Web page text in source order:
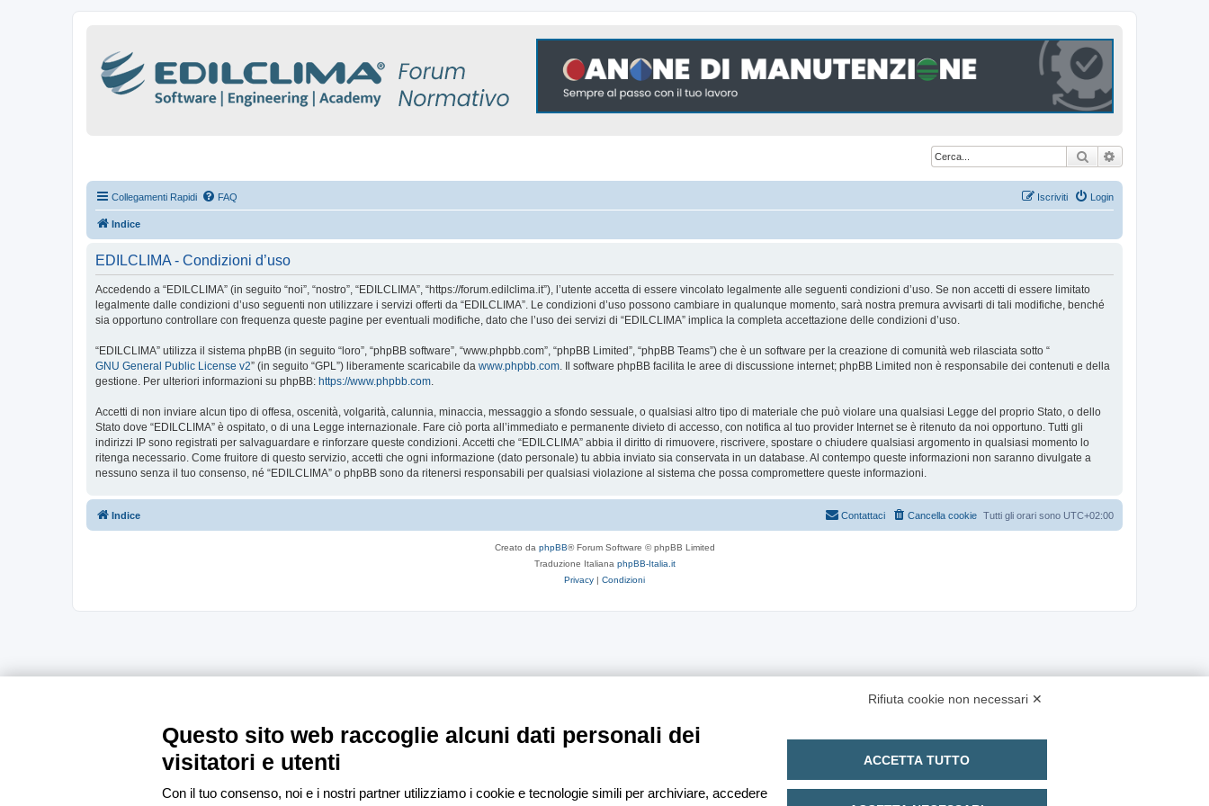
Cerca
Collegamenti Rapidi FAQ Login
Iscriviti
Indice
EDILCLIMA - Condizioni d’uso
Accedendo a “EDILCLIMA” (in seguito “noi”, “nostro”, “EDILCLIMA”, “https://forum.edilclima.it”), l’utente accetta di essere vincolato legalmente alle seguenti condizioni d’uso. Se non accetti di essere limitato
legalmente dalle condizioni d’uso seguenti non utilizzare i servizi offerti da “EDILCLIMA”. Le condizioni d’uso possono cambiare in qualunque momento, sarà nostra premura avvisarti di tali modifiche, benché
sia opportuno controllare con frequenza queste pagine per eventuali modifiche, dato che l’uso dei servizi di “EDILCLIMA” implica la completa accettazione delle condizioni d’uso.
“EDILCLIMA” utilizza il sistema phpBB (in seguito “loro”, “phpBB software”, “www.phpbb.com”, “phpBB Limited”, “phpBB Teams”) che è un software per la creazione di comunità web rilasciata sotto “
GNU General Public License v2” (in seguito “GPL”) liberamente scaricabile da www.phpbb.com. Il software phpBB facilita le aree di discussione internet; phpBB Limited non è responsabile dei contenuti e della
gestione. Per ulteriori informazioni su phpBB: https://www.phpbb.com.
Accetti di non inviare alcun tipo di offesa, oscenità, volgarità, calunnia, minaccia, messaggio a sfondo sessuale, o qualsiasi altro tipo di materiale che può violare una qualsiasi Legge del proprio Stato, o dello
Stato dove “EDILCLIMA” è ospitato, o di una Legge internazionale. Fare ciò porta all’immediato e permanente divieto di accesso, con notifica al tuo provider Internet se è ritenuto da noi opportuno. Tutti gli
indirizzi IP sono registrati per salvaguardare e rinforzare queste condizioni. Accetti che “EDILCLIMA” abbia il diritto di rimuovere, riscrivere, spostare o chiudere qualsiasi argomento in qualsiasi momento lo
ritenga necessario. Come fruitore di questo servizio, accetti che ogni informazione (dato personale) tu abbia inviato sia conservata in un database. Al contempo queste informazioni non saranno divulgate a
nessuno senza il tuo consenso, né “EDILCLIMA” o phpBB sono da ritenersi responsabili per qualsiasi violazione al sistema che possa compromettere queste informazioni.
Indice Tutti gli orari sono UTC+02:00
Cancella cookie
Contattaci
Creato da phpBB® Forum Software © phpBB Limited
Traduzione Italiana phpBB-Italia.it
Privacy | Condizioni
Rifiuta cookie non necessari ✕
Questo sito web raccoglie alcuni dati personali dei
visitatori e utenti
Con il tuo consenso, noi e i nostri partner utilizziamo i cookie e tecnologie simili per archiviare, accedere
ACCETTA TUTTO